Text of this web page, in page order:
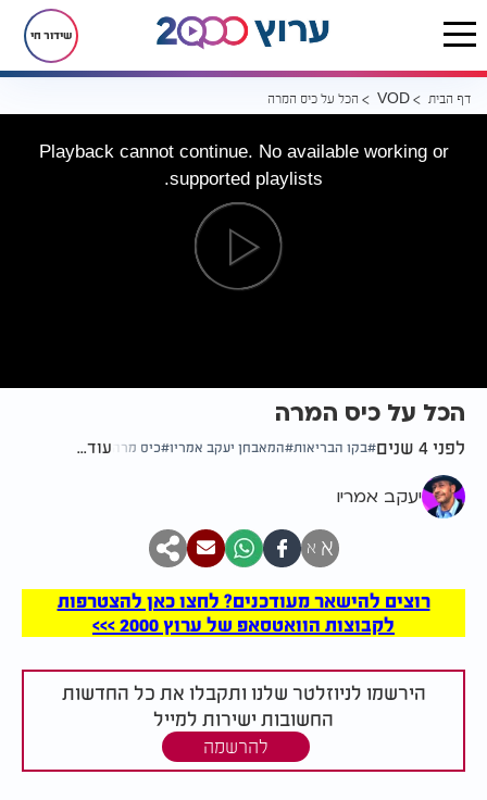
שידור חי
דף הבית VOD הכל על כיס המרה
Playback cannot continue. No available working or
supported playlists.
הכל על כיס המרה
לפני 4 שנים בקו הבריאות המאבחן יעקב אמריו כיס מרה עוד...
יעקב אמריו
א א
רוצים להישאר מעודכנים? לחצו כאן להצטרפות
לקבוצות הוואטסאפ של ערוץ 2000 >>>
הירשמו לניוזלטר שלנו ותקבלו את כל החדשות
החשובות ישירות למייל
להרשמה